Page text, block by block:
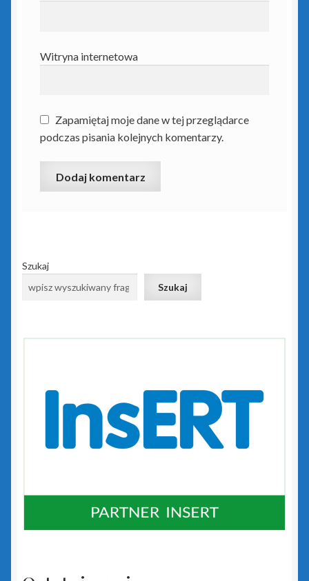
Zdalna pomoc
Witryna internetowa
Zapamiętaj moje dane w tej przeglądarce
podczas pisania kolejnych komentarzy.
Szukaj
Szukaj